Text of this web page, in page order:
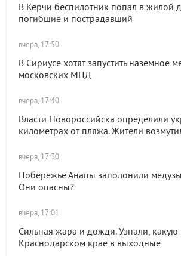
В Керчи беспилотник попал в жилой
погибшие и пострадавший
вчера, 17:50
В Сириусе хотят запустить наземное
московских МЦД
вчера, 17:40
Власти Новороссийска определили
километрах от пляжа. Жители
вчера, 17:30
Побережье Анапы заполонили
Они опасны?
вчера, 17:01
Сильная жара и дожди. Узнали, какую
Краснодарском крае в выходные